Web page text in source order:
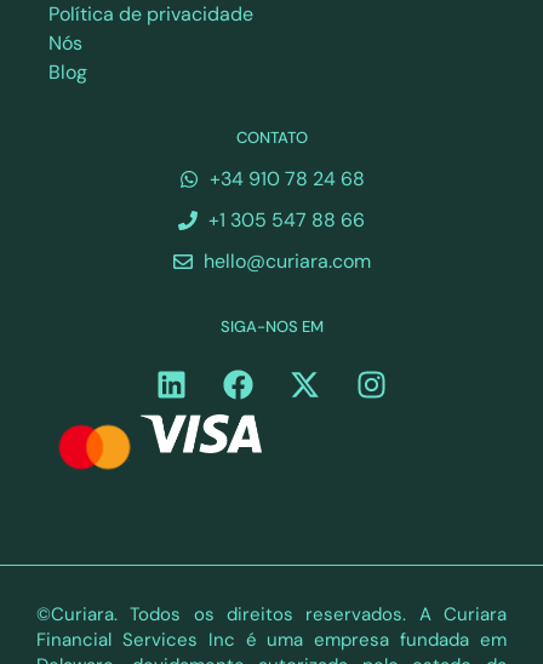
Política de privacidade
Nós
Blog
CONTATO
+34 910 78 24 68
+1 305 547 88 66
hello@curiara.com
SIGA-NOS EM
©Curiara. Todos os direitos reservados. A Curiara
Financial Services Inc é uma empresa fundada em